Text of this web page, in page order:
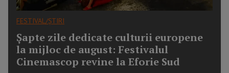
FESTIVAL/ȘTIRI
Șapte zile dedicate culturii europene
la mijloc de august: Festivalul
Cinemascop revine la Eforie Sud